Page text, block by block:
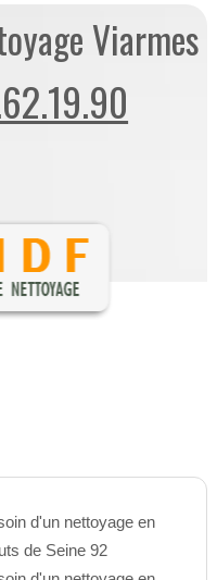
Viarmes
d'un nettoyage en
de Seine 92